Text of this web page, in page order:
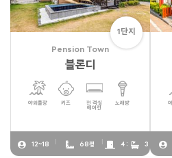
1단지
Pension Town
블론디
야외풀장 키즈
전 객실
에어컨
노래방
12~18 68평 4 : 3